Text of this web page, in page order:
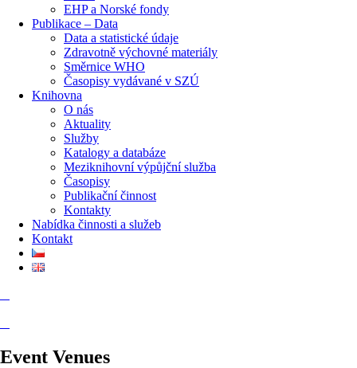
EHP a Norské fondy
Publikace – Data
Data a statistické údaje
Zdravotně výchovné materiály
Směrnice WHO
Časopisy vydávané v SZÚ
Knihovna
O nás
Aktuality
Služby
Katalogy a databáze
Meziknihovní výpůjční služba
Časopisy
Publikační činnost
Kontakty
Nabídka činnosti a služeb
Kontakt
Event Venues